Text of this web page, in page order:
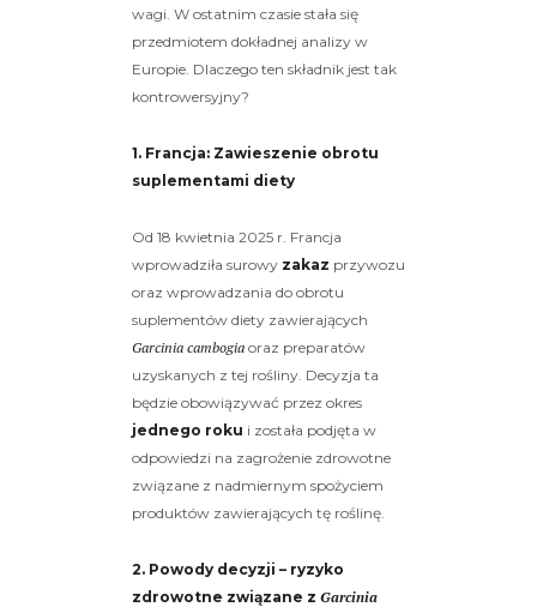
wagi. W ostatnim czasie stała się
przedmiotem dokładnej analizy w
Europie. Dlaczego ten składnik jest tak
kontrowersyjny?
1. Francja: Zawieszenie obrotu
suplementami diety
Od 18 kwietnia 2025 r. Francja
wprowadziła surowy zakaz przywozu
oraz wprowadzania do obrotu
suplementów diety zawierających
Garcinia cambogia oraz preparatów
uzyskanych z tej rośliny. Decyzja ta
będzie obowiązywać przez okres
jednego roku i została podjęta w
odpowiedzi na zagrożenie zdrowotne
związane z nadmiernym spożyciem
produktów zawierających tę roślinę.
2. Powody decyzji – ryzyko
zdrowotne związane z Garcinia